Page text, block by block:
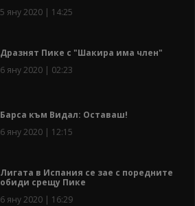
5 яну 2020 | 14:25
Дразнят Пике с "Шакира има член"
6 яну 2020 | 02:23
Барса към Видал: Оставаш!
6 яну 2020 | 12:15
Лигата в Испания се зае с поредните
обиди срещу Пике
6 яну 2020 | 16:29